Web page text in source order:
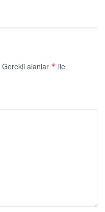
Gerekli alanlar * ile